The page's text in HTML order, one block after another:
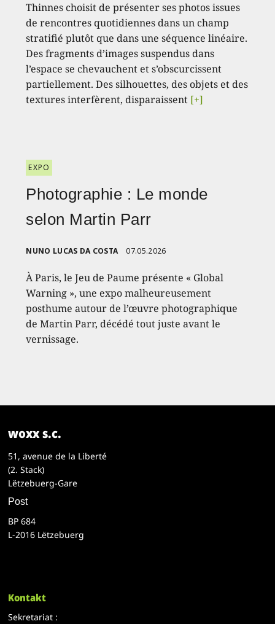
Thinnes choisit de présenter ses photos issues
de rencontres quotidiennes dans un champ
stratifié plutôt que dans une séquence linéaire.
Des fragments d’images suspendus dans
l’espace se chevauchent et s’obscurcissent
partiellement. Des silhouettes, des objets et des
textures interfèrent, disparaissent [+]
EXPO
Photographie : Le monde
selon Martin Parr
NUNO LUCAS DA COSTA 07.05.2026
À Paris, le Jeu de Paume présente « Global
Warning », une expo malheureusement
posthume autour de l’œuvre photographique
de Martin Parr, décédé tout juste avant le
vernissage.
woxx s.c.
51, avenue de la Liberté
(2. Stack)
Lëtzebuerg-Gare
Post
BP 684
L-2016 Lëtzebuerg
Kontakt
Sekretariat :